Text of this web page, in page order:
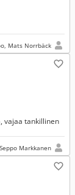
Mats Norrbäck
vajaa tankillinen
Markkanen